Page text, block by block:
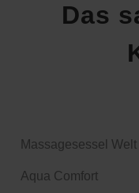
Das
Massagesessel Welt
Aqua Comfort